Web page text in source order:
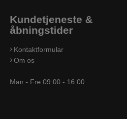
Kundetjeneste &
åbningstider
Kontaktformular
Om os
Man - Fre 09:00 - 16:00